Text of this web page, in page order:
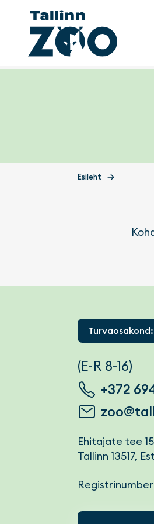
Esileht
Turvaosakond:
(E-R 8-16)
+372
Ehitajate tee
Tallinn 13517,